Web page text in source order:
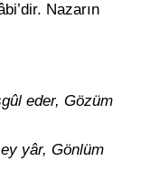
Nazarın
eder, Gözüm
yâr, Gönlüm